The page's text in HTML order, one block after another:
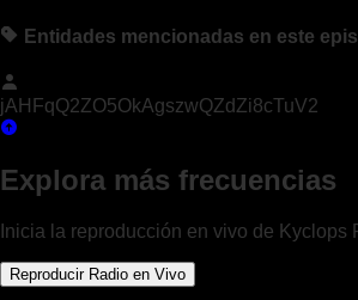
Entidades mencionadas en este
jAHFqQ2ZO5OkAgszwQZdZi8cTuV2
Explora más frecuencias
Inicia la reproducción en vivo de Kyclops
Reproducir Radio en Vivo